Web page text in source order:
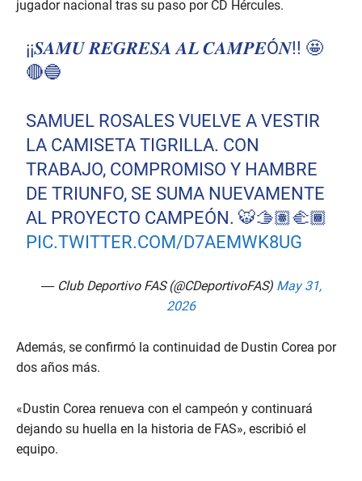
jugador nacional tras su paso por CD Hércules.
¡¡𝑺𝑨𝑴𝑼 𝑹𝑬𝑮𝑹𝑬𝑺𝑨 𝑨𝑳 𝑪𝑨𝑴𝑷𝑬Ó𝑵!! 🤩
🔴🔵
SAMUEL ROSALES VUELVE A VESTIR
LA CAMISETA TIGRILLA. CON
TRABAJO, COMPROMISO Y HAMBRE
DE TRIUNFO, SE SUMA NUEVAMENTE
AL PROYECTO CAMPEÓN. 🐯🫱🏽‍🫲🏾
PIC.TWITTER.COM/D7AEMWK8UG
— Club Deportivo FAS (@CDeportivoFAS) May 31,
2026
Además, se confirmó la continuidad de Dustin Corea por
dos años más.
«Dustin Corea renueva con el campeón y continuará
dejando su huella en la historia de FAS», escribió el
equipo.